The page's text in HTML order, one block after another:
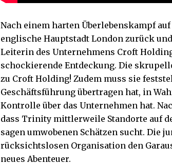
Nach einem harten Überlebenskampf
englische Hauptstadt London zurück
Leiterin des Unternehmens Croft
schockierende Entdeckung. Die
zu Croft Holding! Zudem muss sie
Geschäftsführung übertragen hat, in
Kontrolle über das Unternehmen hat.
dass Trinity mittlerweile Standorte auf
sagen umwobenen Schätzen sucht. Die
rücksichtslosen Organisation den
neues Abenteuer.